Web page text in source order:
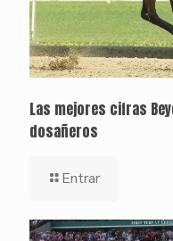
Las mejores cifras
dosañeros
Entrar